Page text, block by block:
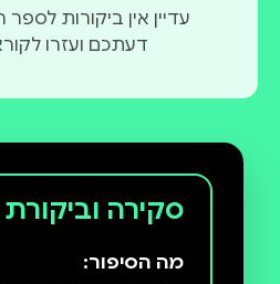
עדיין אין ביקורות
דעתכם ועזרו
סקירה וביקורת
מה הסיפור: